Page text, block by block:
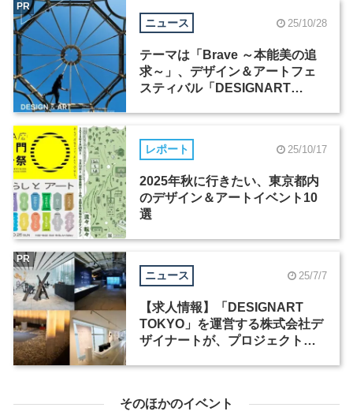
ニュース 25/10/28
テーマは「Brave ～本能美の追
求～」、デザイン＆アートフェ
スティバル「DESIGNART
PR
レポート 25/10/17
2025年秋に行きたい、東京都内
のデザイン＆アートイベント10
選
ニュース 25/7/7
【求人情報】「DESIGNART
TOKYO」を運営する株式会社デ
ザイナートが、プロジェクトマ
PR
そのほかのイベント